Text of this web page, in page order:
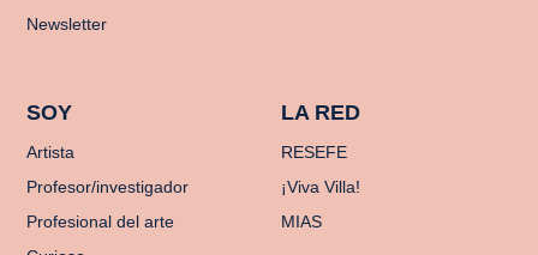
Newsletter
SOY
Artista
Profesor/investigador
Profesional del arte
LA RED
RESEFE
¡Viva Villa!
MIAS